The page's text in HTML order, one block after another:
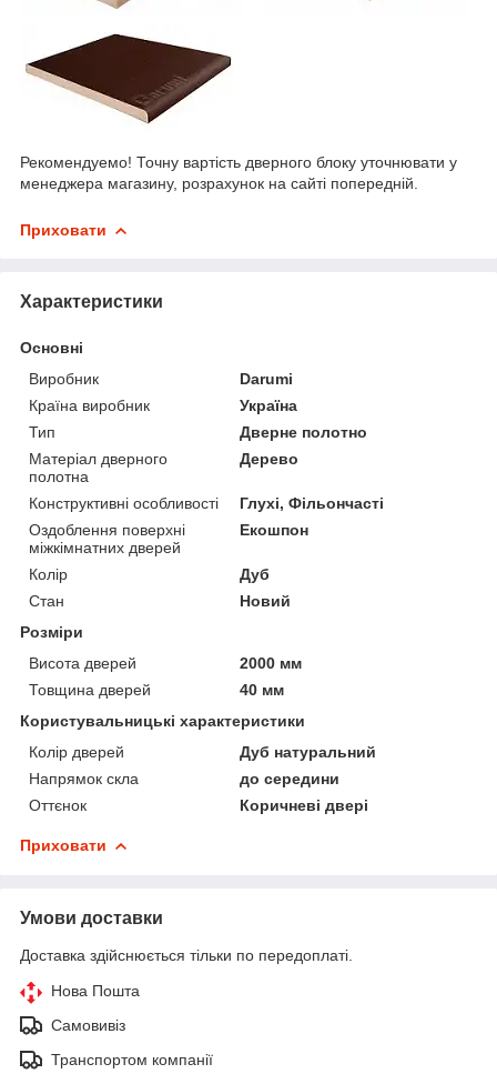
Рекомендуемо! Точну вартість дверного блоку уточнювати у
менеджера магазину, розрахунок на сайті попередній.
Приховати
Характеристики
Основні
Виробник
Darumi
Країна виробник
Україна
Тип
Дверне полотно
Матеріал дверного
полотна
Дерево
Конструктивні особливості
Глухі, Фільончасті
Оздоблення поверхні
міжкімнатних дверей
Екошпон
Колір
Дуб
Стан
Новий
Розміри
Висота дверей
2000 мм
Товщина дверей
40 мм
Користувальницькі характеристики
Колір дверей
Дуб натуральний
Напрямок скла
до середини
Оттєнок
Коричневі двері
Приховати
Умови доставки
Доставка здійснюється тільки по передоплаті.
Нова Пошта
Самовивіз
Транспортом компанії